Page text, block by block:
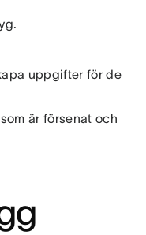
uppgifter för de
är försenat och